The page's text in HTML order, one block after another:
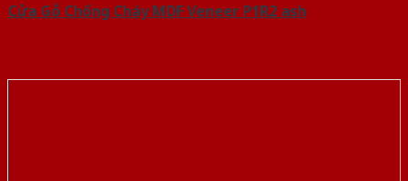
Cửa Gỗ Chống Cháy MDF Veneer P1R2 ash